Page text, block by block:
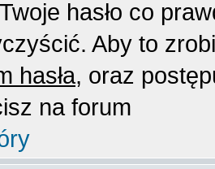
hasło co
Aby to
hasła, oraz
na forum